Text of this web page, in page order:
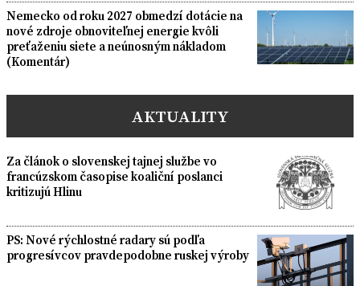
Nemecko od roku 2027 obmedzí dotácie na
nové zdroje obnoviteľnej energie kvôli
preťaženiu siete a neúnosným nákladom
(Komentár)
AKTUALITY
Za článok o slovenskej tajnej službe vo
francúzskom časopise koaliční poslanci
kritizujú Hlinu
PS: Nové rýchlostné radary sú podľa
progresívcov pravdepodobne ruskej výroby